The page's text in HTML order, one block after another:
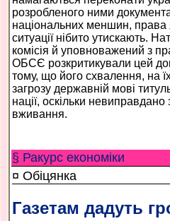
розробленого ними
національних меншин, права
ситуації нібито утискають.
комісія й уповноважений з
ОБСЄ розкритикували цей
тому, що його схвалення, на
загрозу державній мові
нації, оскільки
вживання.
§ Ракурс економiки
¤ Обіцянка
Газетам дадуть